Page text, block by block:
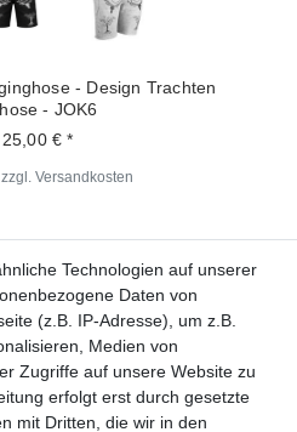
- Design Trachten
- JOK6
€ *
zzgl. Versandkosten
Technologien auf unserer
Daten von
(z.B. IP-Adresse), um z.B.
Medien von
Zugriffe auf unsere Website zu
erfolgt erst durch gesetzte
mit Dritten, die wir in den